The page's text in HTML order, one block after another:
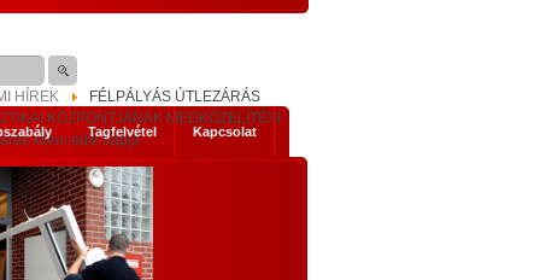
HÍREK
FÉLPÁLYÁS ÚTLEZÁRÁS
KÖZPONTJÁNAK MEGKÖZELÍTÉSI
kilencedik napja
Tagfelvétel Kapcsolat
mik
NEMZETI KONZULTÁCIÓ - NYÍLTAN,
KOMOLYAN
1. Történelmi abszurditások